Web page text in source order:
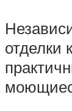
отделки